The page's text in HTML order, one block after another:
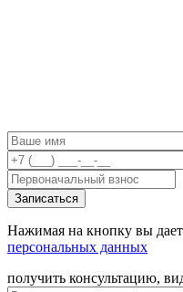
Нажимая на кнопку вы
персональных данных
получить консультацию,